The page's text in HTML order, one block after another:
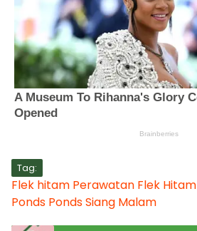
Tag:
Flek hitam Perawatan Flek Hitam
Ponds Ponds Siang Malam